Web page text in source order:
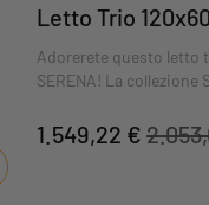
Letto Trio
Adorerete questo letto
SERENA! La collezione
1.549,22 €